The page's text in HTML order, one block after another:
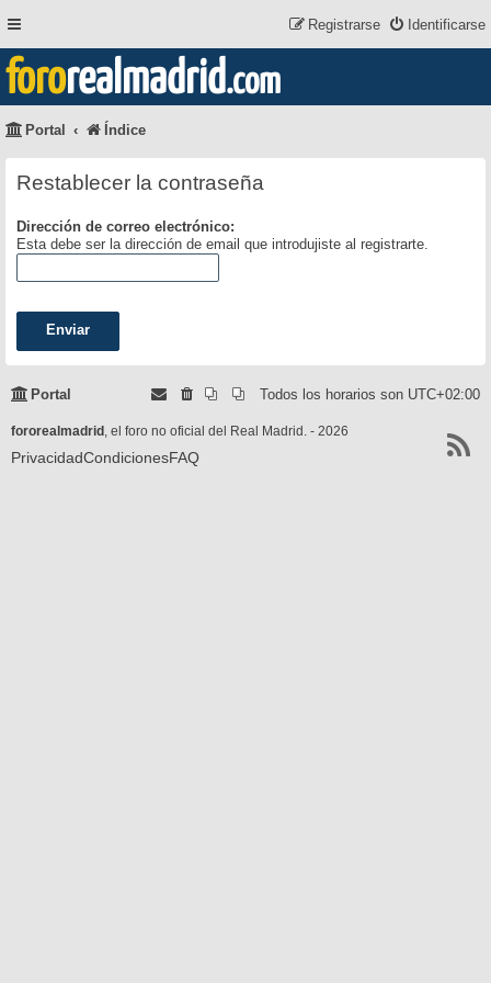
Identificarse
Registrarse
fororealmadrid.com
Portal Índice
Restablecer la contraseña
Dirección de correo electrónico:
Esta debe ser la dirección de email que introdujiste al registrarte.
Portal Todos los horarios son UTC+02:00
fororealmadrid , el foro no oficial del Real Madrid. - 2026
PrivacidadCondicionesFAQ